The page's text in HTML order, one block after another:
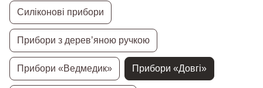
Силіконові прибори
Прибори з дерев’яною ручкою
Прибори «Ведмедик» Прибори «Довгі»